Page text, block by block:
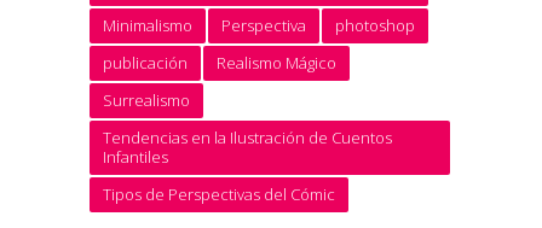
Minimalismo
Perspectiva
photoshop
publicación
Realismo Mágico
Surrealismo
Tendencias en la Ilustración de Cuentos
Infantiles
Tipos de Perspectivas del Cómic